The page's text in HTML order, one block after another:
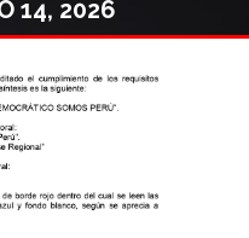
14, 2026